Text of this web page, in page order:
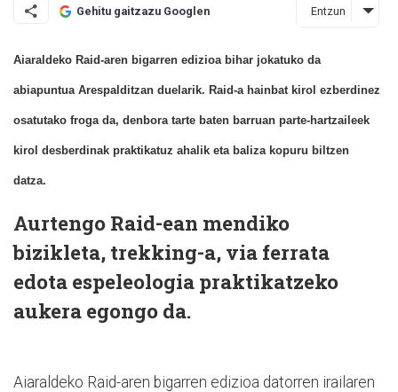
Gehitu gaitzazu Googlen Entzun
Aiaraldeko Raid-aren bigarren edizioa bihar jokatuko da
abiapuntua Arespalditzan duelarik. Raid-a hainbat kirol ezberdinez
osatutako froga da, denbora tarte baten barruan parte-hartzaileek
kirol desberdinak praktikatuz ahalik eta baliza kopuru biltzen
datza.
Aurtengo Raid-ean mendiko
bizikleta, trekking-a, via ferrata
edota espeleologia praktikatzeko
aukera egongo da.
Aiaraldeko Raid-aren bigarren edizioa datorren irailaren